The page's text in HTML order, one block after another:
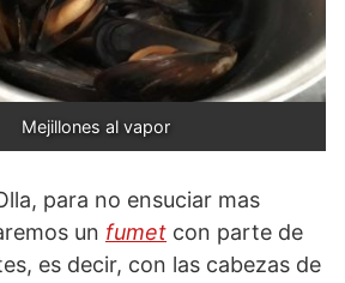
Mejillones al vapor
para no ensuciar mas
un fumet con parte de
es decir, con las cabezas de